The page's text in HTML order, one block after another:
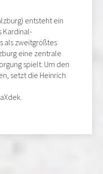
entsteht ein
Kardinal-
als zweitgrößtes
eine zentrale
spielt. Um den
setzt die Heinrich